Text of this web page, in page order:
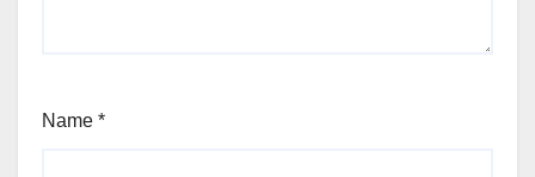
Name *